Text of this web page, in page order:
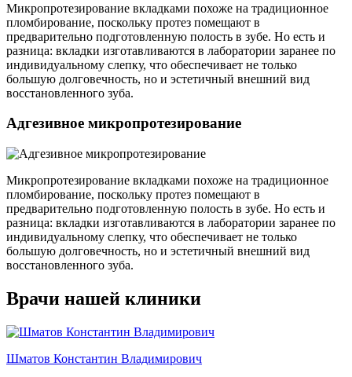
Микропротезирование вкладками похоже на традиционное
пломбирование, поскольку протез помещают в
предварительно подготовленную полость в зубе. Но есть и
разница: вкладки изготавливаются в лаборатории заранее по
индивидуальному слепку, что обеспечивает не только
большую долговечность, но и эстетичный внешний вид
восстановленного зуба.
Адгезивное микропротезирование
Микропротезирование вкладками похоже на традиционное
пломбирование, поскольку протез помещают в
предварительно подготовленную полость в зубе. Но есть и
разница: вкладки изготавливаются в лаборатории заранее по
индивидуальному слепку, что обеспечивает не только
большую долговечность, но и эстетичный внешний вид
восстановленного зуба.
Врачи нашей клиники
Шматов Константин Владимирович